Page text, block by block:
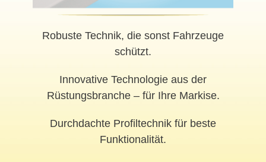
Robuste Technik, die sonst Fahrzeuge
schützt.
Innovative Technologie aus der
Rüstungsbranche – für Ihre Markise.
Durchdachte Profiltechnik für beste
Funktionalität.